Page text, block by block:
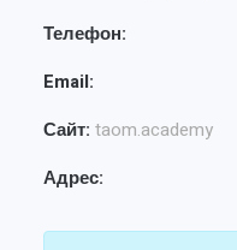
Телефон:
Email:
Сайт: taom.academy
Адрес: